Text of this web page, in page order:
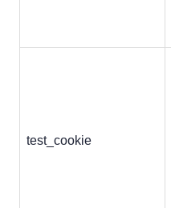
test_cookie